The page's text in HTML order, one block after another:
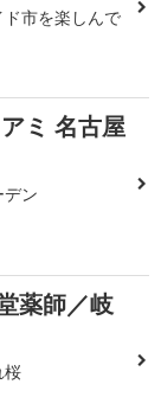
市を楽しんで
ミ 名古屋
ン
薬師／岐
桜